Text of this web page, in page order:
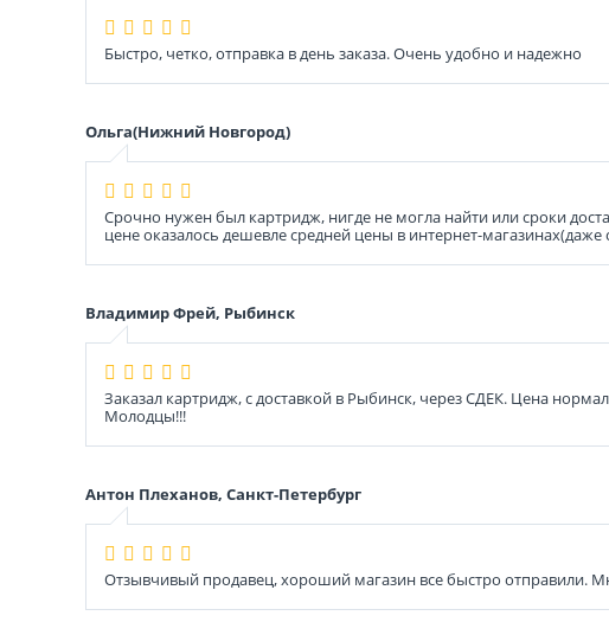
Быстро, четко, отправка в день заказа. Очень удобно и надежно
Ольга(Нижний Новгород)
Срочно нужен был картридж, нигде не могла найти или сроки
цене оказалось дешевле средней цены в интернет-
Владимир Фрей, Рыбинск
Заказал картридж, с доставкой в Рыбинск, через СДЕК. Цена
Молодцы!!!
Антон Плеханов, Санкт-Петербург
Отзывчивый продавец, хороший магазин все быстро отправили.